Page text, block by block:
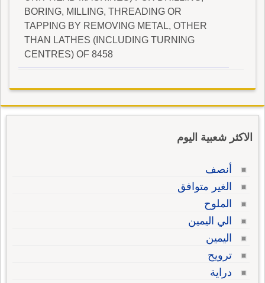
BORING, MILLING, THREADING OR
TAPPING BY REMOVING METAL, OTHER
THAN LATHES (INCLUDING TURNING
CENTRES) OF 8458
الاكثر شعبية اليوم
أنصف
الغير متوافق
الملوح
الي اليمين
اليمين
ترويح
دراية